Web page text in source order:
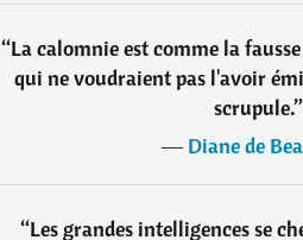
“La calomnie est comme la
qui ne voudraient pas l'avoir
scrupule.”
―Diane de
“Les grandes intelligences se